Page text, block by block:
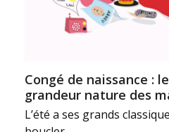
Congé de naissance :
grandeur nature des
L’été a ses grands